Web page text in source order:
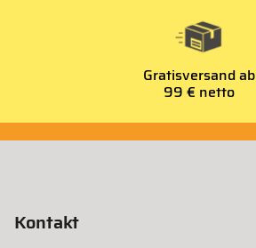
Gratisversand ab
99 € netto
Kontakt